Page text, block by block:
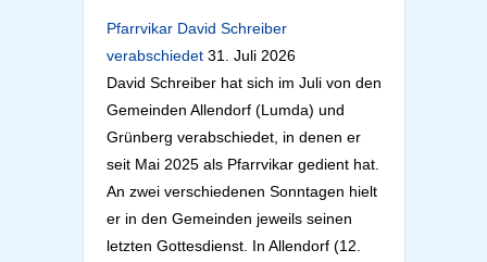
Pfarrvikar David Schreiber
verabschiedet 31. Juli 2026
David Schreiber hat sich im Juli von den
Gemeinden Allendorf (Lumda) und
Grünberg verabschiedet, in denen er
seit Mai 2025 als Pfarrvikar gedient hat.
An zwei verschiedenen Sonntagen hielt
er in den Gemeinden jeweils seinen
letzten Gottesdienst. In Allendorf (12.